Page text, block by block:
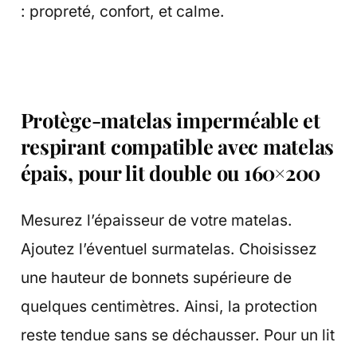
: propreté, confort, et calme.
Protège-matelas imperméable et
respirant compatible avec matelas
épais, pour lit double ou 160×200
Mesurez l’épaisseur de votre matelas.
Ajoutez l’éventuel surmatelas. Choisissez
une hauteur de bonnets supérieure de
quelques centimètres. Ainsi, la protection
reste tendue sans se déchausser. Pour un lit